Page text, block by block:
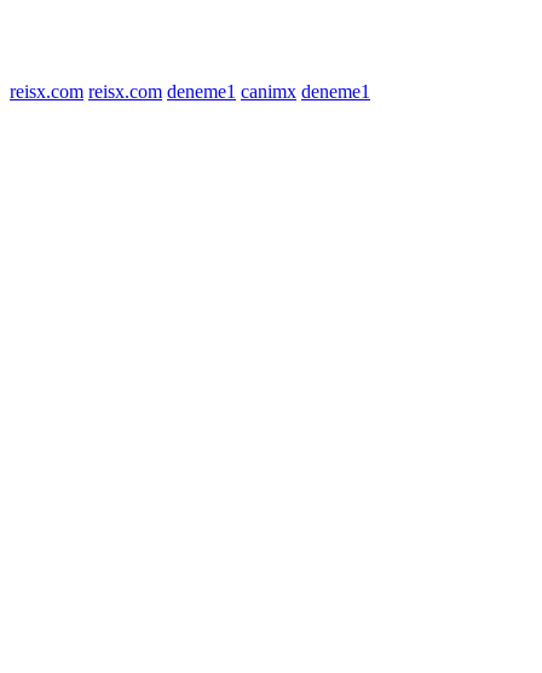
reisx.com reisx.com deneme1 canimx deneme1